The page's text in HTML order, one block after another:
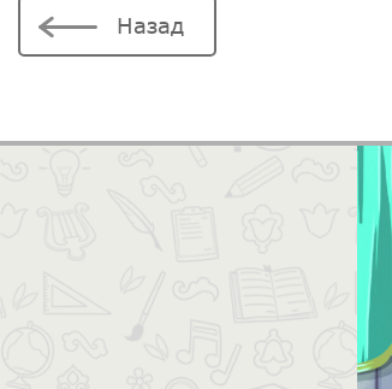
Назад